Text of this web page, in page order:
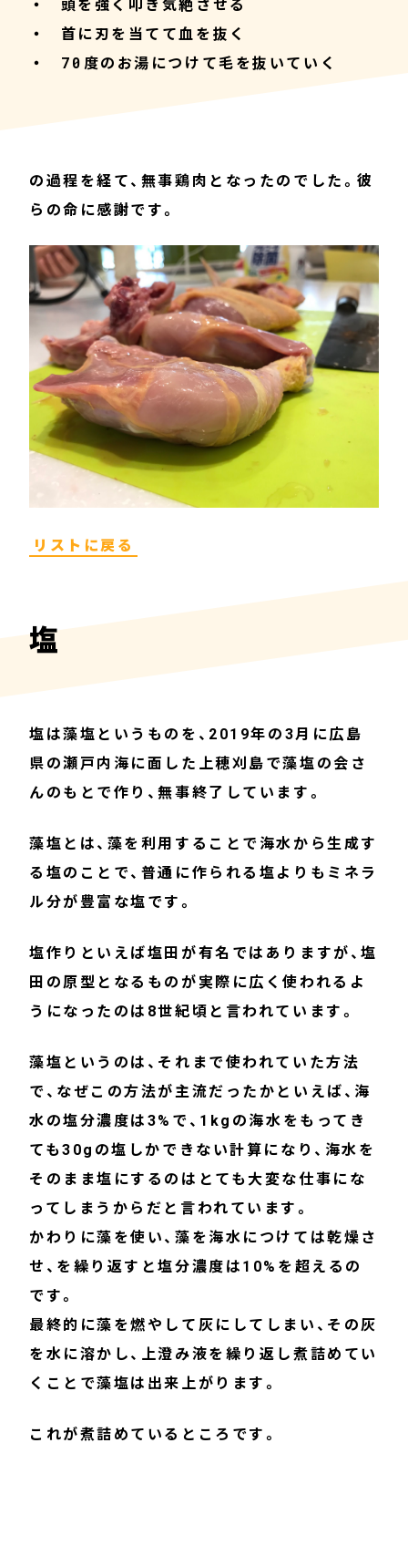
頭を強く叩き気絶させる
首に刃を当てて血を抜く
70度のお湯につけて毛を抜いていく
の過程を経て、無事鶏肉となったのでした。彼
らの命に感謝です。
リストに戻る
塩
塩は藻塩というものを、2019年の3月に広島
県の瀬戸内海に面した上穂刈島で藻塩の会さ
んのもとで作り、無事終了しています。
藻塩とは、藻を利用することで海水から生成す
る塩のことで、普通に作られる塩よりもミネラ
ル分が豊富な塩です。
塩作りといえば塩田が有名ではありますが、塩
田の原型となるものが実際に広く使われるよ
うになったのは8世紀頃と言われています。
藻塩というのは、それまで使われていた方法
で、なぜこの方法が主流だったかといえば、海
水の塩分濃度は3%で、1kgの海水をもってき
ても30gの塩しかできない計算になり、海水を
そのまま塩にするのはとても大変な仕事にな
ってしまうからだと言われています。
かわりに藻を使い、藻を海水につけては乾燥さ
せ、を繰り返すと塩分濃度は10%を超えるの
です。
最終的に藻を燃やして灰にしてしまい、その灰
を水に溶かし、上澄み液を繰り返し煮詰めてい
くことで藻塩は出来上がります。
これが煮詰めているところです。